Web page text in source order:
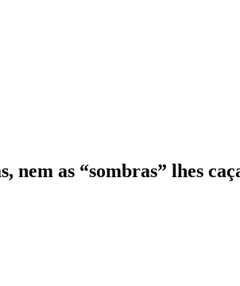
nem as “sombras” lhes